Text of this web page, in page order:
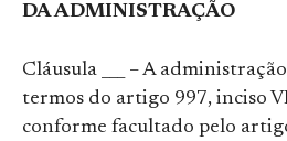
DA ADMINISTRAÇÃO
Cláusula ___ – A
termos do artigo 997, inciso
conforme facultado pelo